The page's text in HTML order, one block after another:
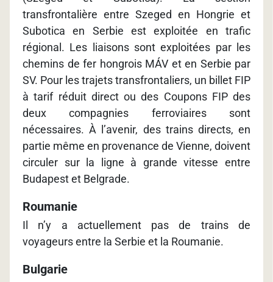
transfrontalière entre Szeged en Hongrie et
Subotica en Serbie est exploitée en trafic
régional. Les liaisons sont exploitées par les
chemins de fer hongrois MÁV et en Serbie par
SV. Pour les trajets transfrontaliers, un billet FIP
à tarif réduit direct ou des Coupons FIP des
deux compagnies ferroviaires sont
nécessaires. À l’avenir, des trains directs, en
partie même en provenance de Vienne, doivent
circuler sur la ligne à grande vitesse entre
Budapest et Belgrade.
Roumanie
Il n’y a actuellement pas de trains de
voyageurs entre la Serbie et la Roumanie.
Bulgarie